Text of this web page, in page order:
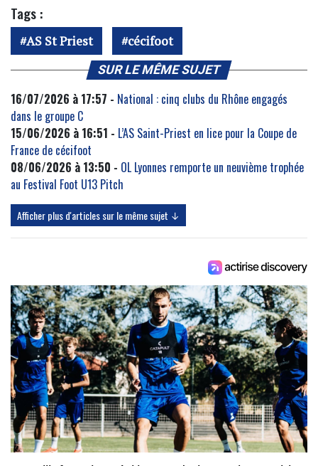
Tags :
AS St Priest cécifoot
SUR LE MÊME SUJET
16/07/2026 à 17:57 - National : cinq clubs du Rhône engagés
dans le groupe C
15/06/2026 à 16:51 - L’AS Saint-Priest en lice pour la Coupe de
France de cécifoot
08/06/2026 à 13:50 - OL Lyonnes remporte un neuvième trophée
au Festival Foot U13 Pitch
Afficher plus d'articles sur le même sujet ↓